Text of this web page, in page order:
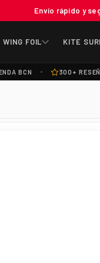
Envío rápido y
WING FOIL KITE
BCN 300+